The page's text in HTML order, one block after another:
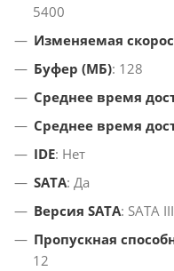
5400
Изменяемая
Буфер (МБ): 128
Среднее время
Среднее время
IDE: Нет
SATA: Да
Версия SATA: SATA III
Пропускная
12